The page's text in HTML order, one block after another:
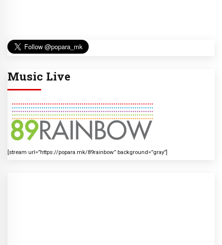
Music Live
[stream url=”https://popara.mk/89rainbow” background=”gray”]